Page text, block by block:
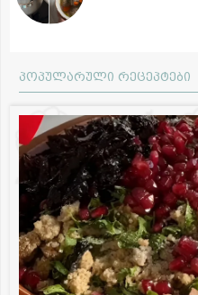
პოპულარული რეცეპტები